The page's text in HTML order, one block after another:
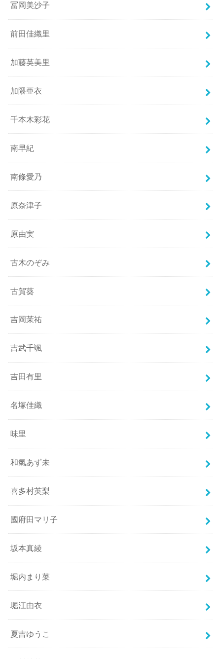
冨岡美沙子
前田佳織里
加藤英美里
加隈亜衣
千本木彩花
南早紀
南條愛乃
原奈津子
原由実
古木のぞみ
古賀葵
吉岡茉祐
吉武千颯
吉田有里
名塚佳織
味里
和氣あず未
喜多村英梨
國府田マリ子
坂本真綾
堀内まり菜
堀江由衣
夏吉ゆうこ